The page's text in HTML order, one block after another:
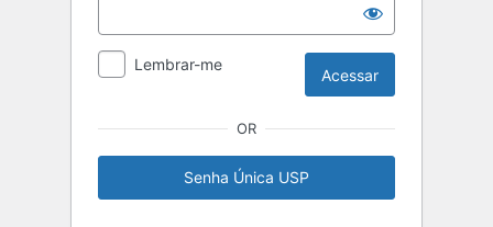
Lembrar-me
OR
Senha Única USP